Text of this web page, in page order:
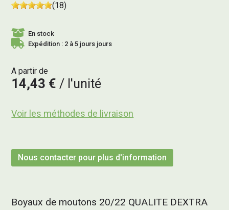
(18)
En stock
Expédition : 2 à 5 jours jours
A partir de
14,43 € l'unité
Voir les méthodes de livraison
Nous contacter pour plus d'information
Boyaux de moutons 20/22 QUALITE DEXTRA